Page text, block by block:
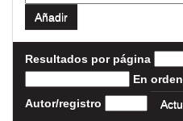
Resultados por página
En orden
Autor/registro